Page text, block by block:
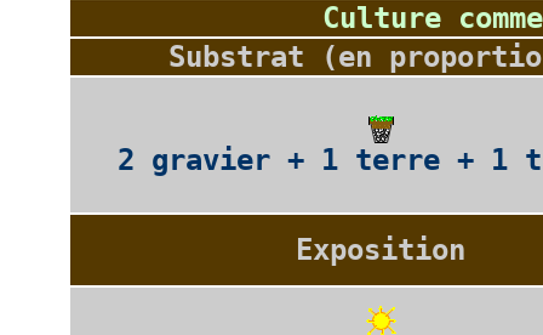
Culture
Substrat (en
2 gravier + 1 terre + 1
Exposition